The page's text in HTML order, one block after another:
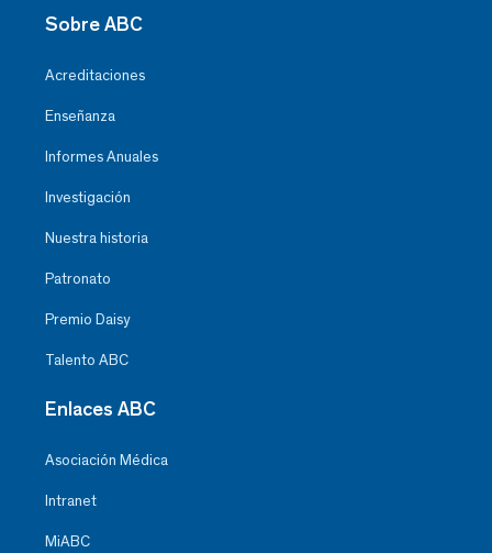
Sobre ABC
Acreditaciones
Enseñanza
Informes Anuales
Investigación
Nuestra historia
Patronato
Premio Daisy
Talento ABC
Enlaces ABC
Asociación Médica
Intranet
MiABC